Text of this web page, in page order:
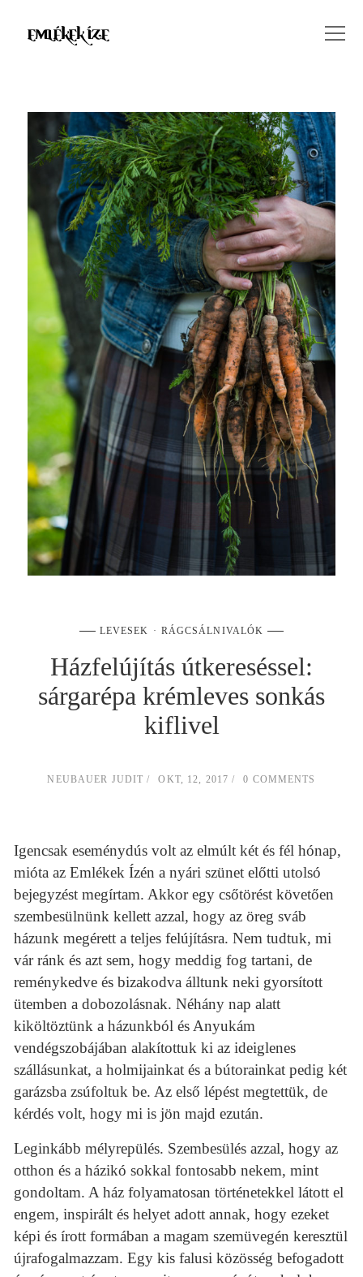
LEVESEK RÁGCSÁLNIVALÓK
Házfelújítás útkereséssel:
sárgarépa krémleves sonkás
kiflivel
NEUBAUER JUDIT OKT, 12, 2017 0 COMMENTS
Igencsak eseménydús volt az elmúlt két és fél hónap,
mióta az Emlékek Ízén a nyári szünet előtti utolsó
bejegyzést megírtam. Akkor egy csőtörést követően
szembesülnünk kellett azzal, hogy az öreg sváb
házunk megérett a teljes felújításra. Nem tudtuk, mi
vár ránk és azt sem, hogy meddig fog tartani, de
reménykedve és bizakodva álltunk neki gyorsított
ütemben a dobozolásnak. Néhány nap alatt
kiköltöztünk a házunkból és Anyukám
vendégszobájában alakítottuk ki az ideiglenes
szállásunkat, a holmijainkat és a bútorainkat pedig két
garázsba zsúfoltuk be. Az első lépést megtettük, de
kérdés volt, hogy mi is jön majd ezután.
Leginkább mélyrepülés. Szembesülés azzal, hogy az
otthon és a házikó sokkal fontosabb nekem, mint
gondoltam. A ház folyamatosan történetekkel látott el
engem, inspirált és helyet adott annak, hogy ezeket
képi és írott formában a magam szemüvegén keresztül
újrafogalmazzam. Egy kis falusi közösség befogadott